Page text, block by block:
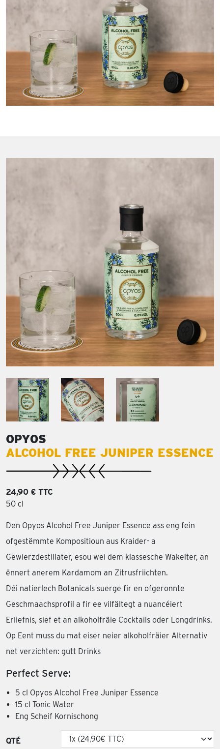
OPYOS
ALCOHOL FREE JUNIPER ESSENCE
24,90 € TTC
50 cl
Den Opyos Alcohol Free Juniper Essence ass eng fein
ofgestëmmte Kompositioun aus Kraider- a
Gewierzdestillater, esou wei dem klassesche Wakelter, an
ënnert anerem Kardamom an Zitrusfriichten.
Déi natierlech Botanicals suerge fir en ofgeronnte
Geschmaachsprofil a fir ee vilfältegt a nuancéiert
Erliefnis, sief et an alkoholfräie Cocktails oder Longdrinks.
Op Eent muss du mat eiser neier alkoholfräier Alternativ
net verzichten: gutt Drinks
Perfect Serve:
5 cl Opyos Alcohol Free Juniper Essence
15 cl Tonic Water
Eng Scheif Kornischong
QTÉ